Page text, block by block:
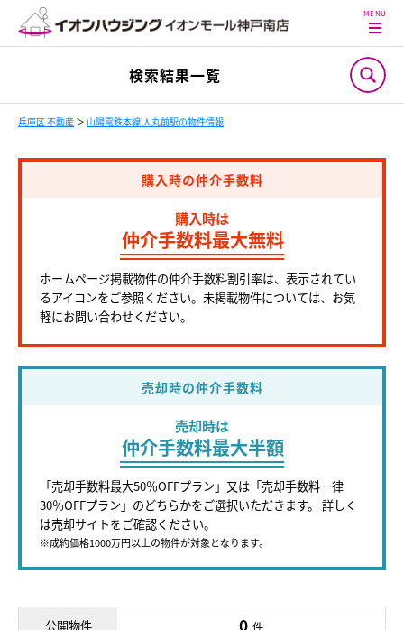
検索結果一覧
兵庫区 不動産 ＞ 山陽電鉄本線 人丸前駅の物件情報
購入時の仲介手数料
購入時は
仲介手数料最大無料
ホームページ掲載物件の仲介手数料割引率は、表示されてい
るアイコンをご参照ください。未掲載物件については、お気
軽にお問い合わせください。
売却時の仲介手数料
売却時は
仲介手数料最大半額
「売却手数料最大50％OFFプラン」又は「売却手数料一律
30％OFFプラン」のどちらかをご選択いただきます。 詳しく
は売却サイトをご確認ください。
※成約価格1000万円以上の物件が対象となります。
公開物件 0